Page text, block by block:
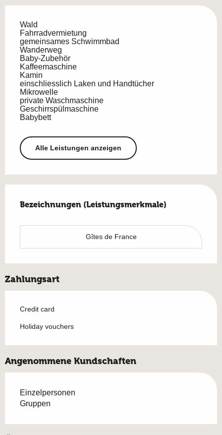
Wald
Fahrradvermietung
gemeinsames Schwimmbad
Wanderweg
Baby-Zubehör
Kaffeemaschine
Kamin
einschliesslich Laken und Handtücher
Mikrowelle
private Waschmaschine
Geschirrspülmaschine
Babybett
Alle Leistungen anzeigen
Bezeichnungen (Leistungsmerkmale)
Bezeichnungen (Leistungsmerkmale)
Gîtes de France
Zahlungsart
Credit card
Holiday vouchers
Angenommene Kundschaften
Einzelpersonen
Gruppen